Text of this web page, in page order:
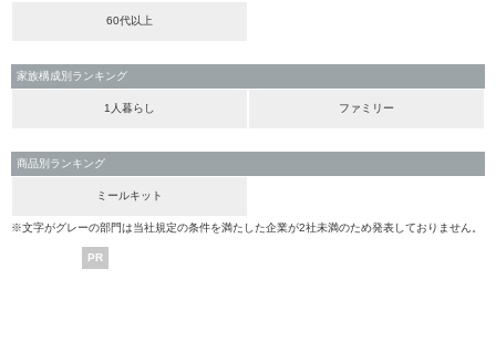
60代以上
家族構成別ランキング
1人暮らし ファミリー
商品別ランキング
ミールキット
※文字がグレーの部門は当社規定の条件を満たした企業が2社未満のため発表しておりません。
PR